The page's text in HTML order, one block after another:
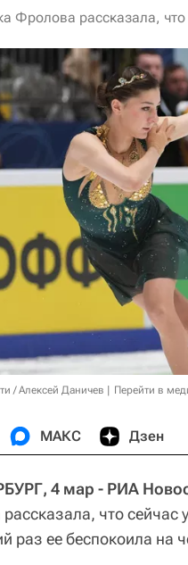
Фролова рассказала,
/ Алексей Даничев Перейти в
МАКС Дзен
4 мар - РИА
что сейчас
раз ее беспокоила на